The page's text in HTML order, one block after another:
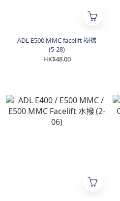
ADL E500 MMC facelift 樹擋
(5-28)
HK$48.00